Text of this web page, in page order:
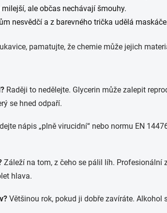
ale občas nechávají šmouhy.
nesvědčí a z barevného trička udělá
pamatujte, že chemie může jejich
Raději to nedělejte. Glycerin může zalepit
se hned odpaří.
nápis „plně virucidní“ nebo normu EN
Záleží na tom, z čeho se pálil líh. Profesionální
hlava.
Většinou rok, pokud ji dobře zavíráte. Alkohol